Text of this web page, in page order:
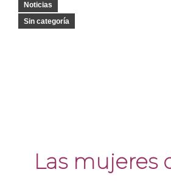
Noticias
Sin categoría
Las mujeres